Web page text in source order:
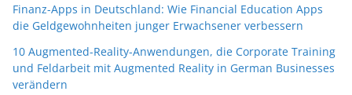
Finanz-Apps in Deutschland: Wie Financial Education Apps
die Geldgewohnheiten junger Erwachsener verbessern
10 Augmented-Reality-Anwendungen, die Corporate Training
und Feldarbeit mit Augmented Reality in German Businesses
verändern